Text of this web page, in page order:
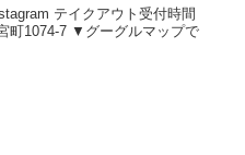
テイクアウト受付時間
町1074-7 ▼グーグルマップで